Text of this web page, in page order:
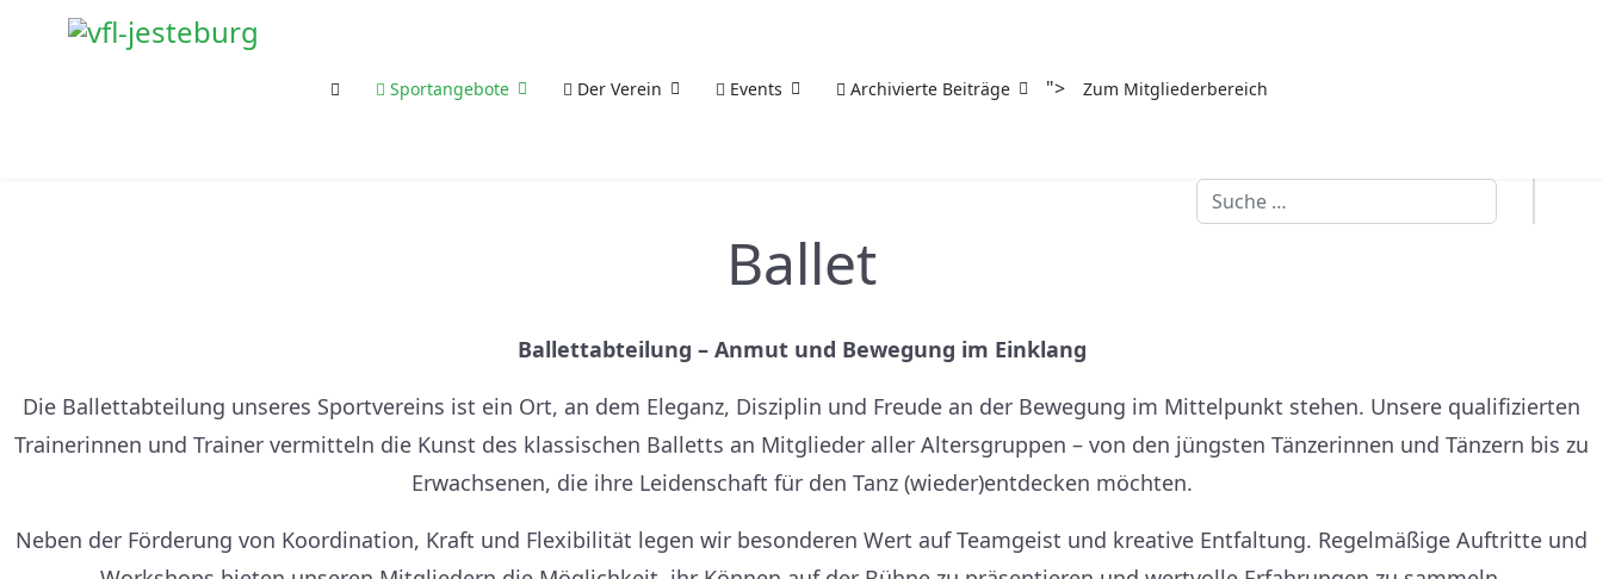
Sportangebote Der Verein Events Archivierte Beiträge "> Zum Mitgliederbereich
Suchen
Ballet
Ballettabteilung – Anmut und Bewegung im Einklang
Die Ballettabteilung unseres Sportvereins ist ein Ort, an dem Eleganz, Disziplin und Freude an der Bewegung im Mittelpunkt stehen. Unsere qualifizierten
Trainerinnen und Trainer vermitteln die Kunst des klassischen Balletts an Mitglieder aller Altersgruppen – von den jüngsten Tänzerinnen und Tänzern bis zu
Erwachsenen, die ihre Leidenschaft für den Tanz (wieder)entdecken möchten.
Neben der Förderung von Koordination, Kraft und Flexibilität legen wir besonderen Wert auf Teamgeist und kreative Entfaltung. Regelmäßige Auftritte und